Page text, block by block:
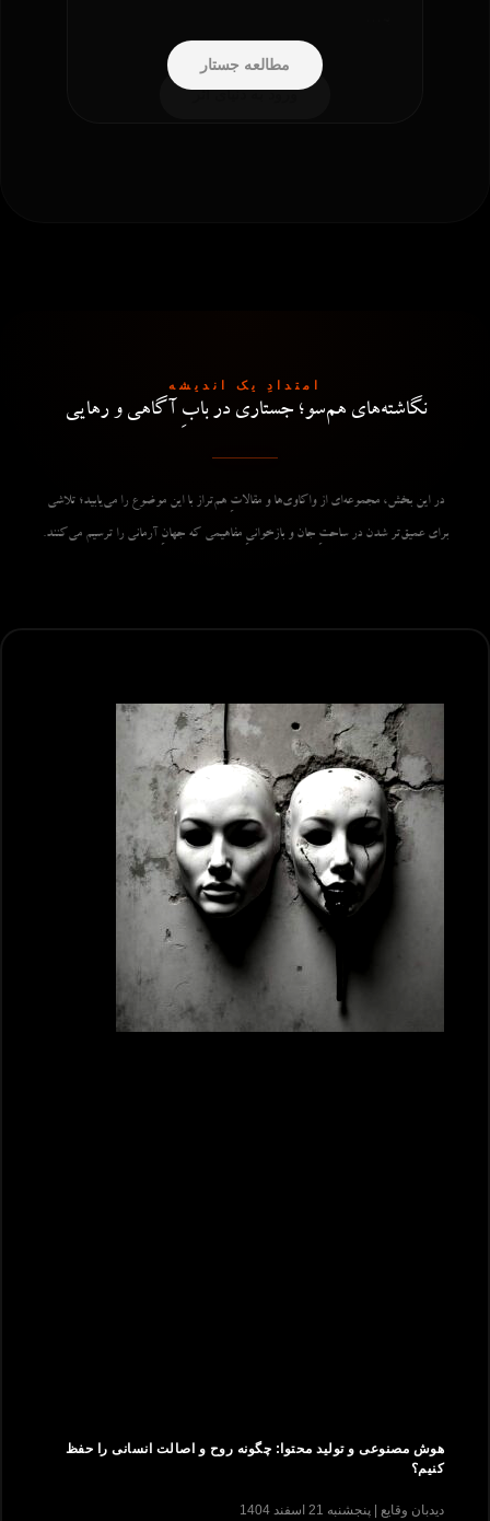
ورود به دنیای اثر
مطالعه جستار
امتدادِ یک اندیشه
نگاشته‌های هم‌سو؛ جستاری در بابِ آگاهی و رهایی
در این بخش، مجموعه‌ای از واکاوی‌ها و مقالاتِ هم‌تراز با این موضوع را می‌یابید؛ تلاشی
برای عمیق‌تر شدن در ساحتِ جان و بازخوانیِ مفاهیمی که جهانِ آرمانی را ترسیم می‌کنند.
هوش مصنوعی و تولید محتوا: چگونه روح و اصالت انسانی را حفظ
کنیم؟
دیدبان وقایع پنجشنبه 21 اسفند 1404